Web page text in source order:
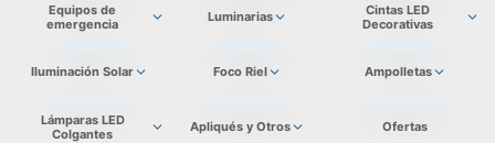
Equipos de
emergencia
Luminarias
Cintas LED
Decorativas
Iluminación Solar Foco Riel Ampolletas
Lámparas LED
Colgantes
Apliqués y Otros Ofertas